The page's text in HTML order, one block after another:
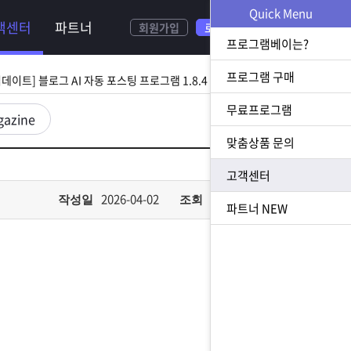
센터 파트너 회원가입 로그인
[ 2026.08.05 업데이트] 스토어 사업자 디비 추출 프로그램 1.5.9 업데이트
[ 2026.07.31 업데이트] 블로그 AI 자동 포스팅 프로그램 1.8.4 업데이트
이트] N사 쪽지 자동 발송 프로그램 1.3.0 업데이트
[ 2026.07.23 업데이트] 황금 키워드 수집 추출 프로그램 1.1.8 업데이트
작성일 2026-04-02 조회
Quick Menu
프로그램베이는?
프로그램 구매
무료프로그램
맞춤상품 문의
고객센터
파트너 NEW